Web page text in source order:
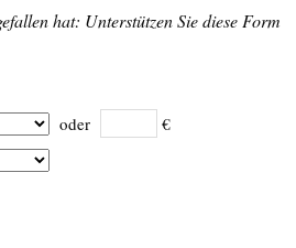
hat: Unterstützen Sie diese Form
oder €